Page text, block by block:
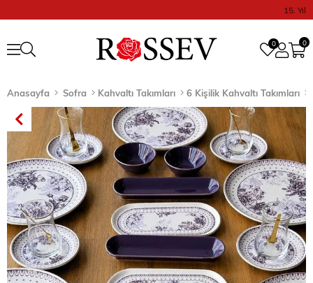
15. Yıl
0
0
Anasayfa Sofra Kahvaltı Takımları 6 Kişilik Kahvaltı Takımları